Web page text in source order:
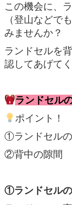
この機会に、
（登山などで
みませんか？
ランドセルを
認してあげて
ランドセル
ポイント！
①ランドセル
②背中の隙間
①ランドセル